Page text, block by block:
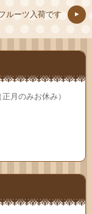
ルーツ入荷です
月のみお休み）